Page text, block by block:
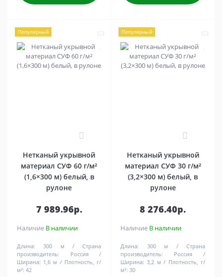
Популярный
Нетканый укрывной
материал СУФ 60 г/м²
(1,6×300 м) белый, в
рулоне
7 989.96р.
Наличие В наличии
Длина: 300 м
Страна
производитель:
Россия
Ширина: 1,6 м
Плотность, г/
м²: 42
Популярный
Нетканый укрывной
материал СУФ 30 г/м²
(3,2×300 м) белый, в
рулоне
8 276.40р.
Наличие В наличии
Длина: 300 м
Страна
производитель:
Россия
Ширина: 3,2 м
Плотность, г/
м²: 30